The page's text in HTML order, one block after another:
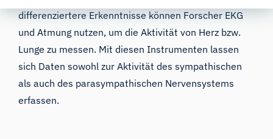
differenziertere Erkenntnisse können Forscher EKG
und Atmung nutzen, um die Aktivität von Herz bzw.
Lunge zu messen. Mit diesen Instrumenten lassen
sich Daten sowohl zur Aktivität des sympathischen
als auch des parasympathischen Nervensystems
erfassen.